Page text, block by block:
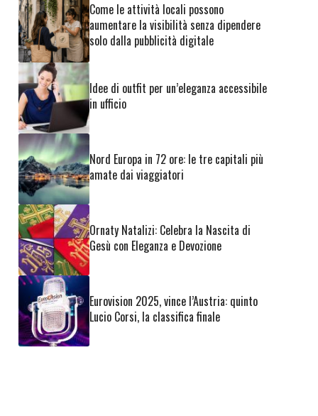
Come le attività locali possono
aumentare la visibilità senza dipendere
solo dalla pubblicità digitale
Idee di outfit per un’eleganza accessibile
in ufficio
Nord Europa in 72 ore: le tre capitali più
amate dai viaggiatori
Ornaty Natalizi: Celebra la Nascita di
Gesù con Eleganza e Devozione
Eurovision 2025, vince l’Austria: quinto
Lucio Corsi, la classifica finale